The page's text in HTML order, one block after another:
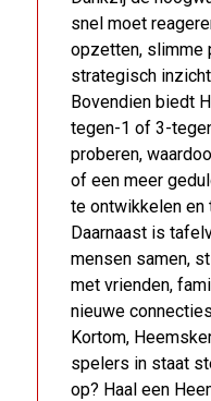
snel moet
opzetten, slimme
strategisch
Bovendien biedt
tegen-1 of 3-
proberen,
of een meer
te ontwikkelen en
Daarnaast is
mensen samen,
met vrienden,
nieuwe
Kortom,
spelers in staat
op? Haal een